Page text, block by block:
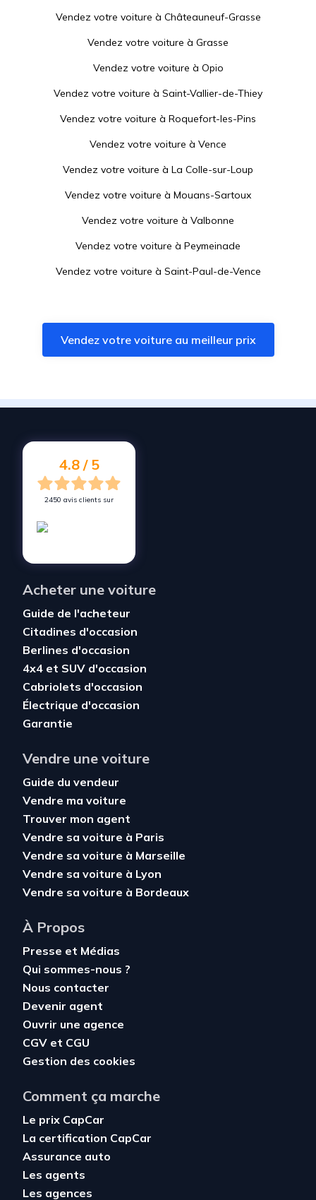
Vendez votre voiture à Châteauneuf-Grasse
Vendez votre voiture à Grasse
Vendez votre voiture à Opio
Vendez votre voiture à Saint-Vallier-de-Thiey
Vendez votre voiture à Roquefort-les-Pins
Vendez votre voiture à Vence
Vendez votre voiture à La Colle-sur-Loup
Vendez votre voiture à Mouans-Sartoux
Vendez votre voiture à Valbonne
Vendez votre voiture à Peymeinade
Vendez votre voiture à Saint-Paul-de-Vence
Vendez votre voiture àVilleneuve-Loubet
Vendez votre voiture à Le Tignet
Vendez votre voiture à
Vendez votre voiture au meilleur prix
4.8 / 5
2450 avis clients sur
Acheter une voiture
Guide de l'acheteur
Citadines d'occasion
Berlines d'occasion
4x4 et SUV d'occasion
Cabriolets d'occasion
Électrique d'occasion
Garantie
Vendre une voiture
Guide du vendeur
Vendre ma voiture
Trouver mon agent
Vendre sa voiture à Paris
Vendre sa voiture à Marseille
Vendre sa voiture à Lyon
Vendre sa voiture à Bordeaux
À Propos
Presse et Médias
Qui sommes-nous ?
Nous contacter
Devenir agent
Ouvrir une agence
CGV et CGU
Gestion des cookies
Comment ça marche
Le prix CapCar
La certification CapCar
Assurance auto
Les agents
Les agences